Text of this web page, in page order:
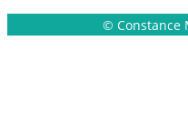
© Constance